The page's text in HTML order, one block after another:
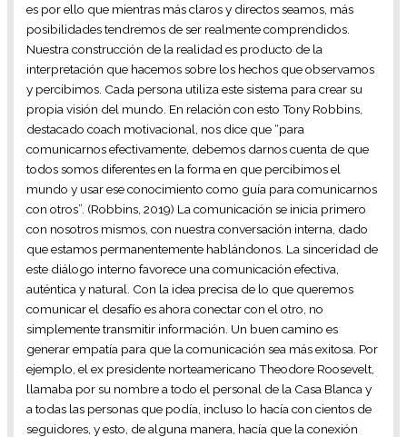
es por ello que mientras más claros y directos seamos, más
posibilidades tendremos de ser realmente comprendidos.
Nuestra construcción de la realidad es producto de la
interpretación que hacemos sobre los hechos que observamos
y percibimos. Cada persona utiliza este sistema para crear su
propia visión del mundo. En relación con esto Tony Robbins,
destacado coach motivacional, nos dice que “para
comunicarnos efectivamente, debemos darnos cuenta de que
todos somos diferentes en la forma en que percibimos el
mundo y usar ese conocimiento como guía para comunicarnos
con otros”. (Robbins, 2019) La comunicación se inicia primero
con nosotros mismos, con nuestra conversación interna, dado
que estamos permanentemente hablándonos. La sinceridad de
este diálogo interno favorece una comunicación efectiva,
auténtica y natural. Con la idea precisa de lo que queremos
comunicar el desafío es ahora conectar con el otro, no
simplemente transmitir información. Un buen camino es
generar empatía para que la comunicación sea más exitosa. Por
ejemplo, el ex presidente norteamericano Theodore Roosevelt,
llamaba por su nombre a todo el personal de la Casa Blanca y
a todas las personas que podía, incluso lo hacía con cientos de
seguidores, y esto, de alguna manera, hacía que la conexión